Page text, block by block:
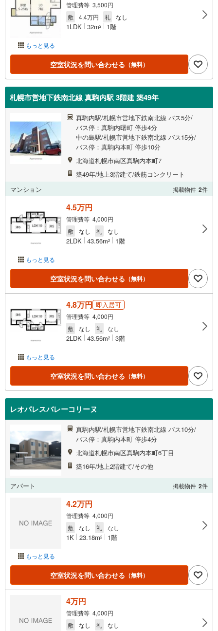
もっと見る
管理費等 3,500円
敷
4.4万円 礼 なし
1LDK 32m2 1階
空室状況を問い合わせる （無料）
札幌市営地下鉄南北線 真駒内駅 3階建 築49年
真駒内駅/札幌市営地下鉄南北線 バス5分/
バス停：真駒内曙町 停歩4分
中の島駅/札幌市営地下鉄南北線 バス15分/
バス停：真駒内本町 停歩10分
北海道札幌市南区真駒内本町7
築49年/地上3階建て/鉄筋コンクリート
マンション
掲載物件 2件
もっと見る
4.5万円
管理費等 4,000円
敷
なし 礼 なし
2LDK 43.56m2 1階
空室状況を問い合わせる （無料）
もっと見る
4.8万円 即入居可
管理費等 4,000円
敷
なし 礼 なし
2LDK 43.56m2 3階
空室状況を問い合わせる （無料）
レオパレスバレーコリーヌ
真駒内駅/札幌市営地下鉄南北線 バス10分/
バス停：真駒内本町 停歩4分
北海道札幌市南区真駒内本町6丁目
築16年/地上2階建て/その他
アパート 掲載物件 2件
もっと見る
4.2万円
管理費等 4,000円
敷
なし 礼 なし
1K 23.18m2 1階
空室状況を問い合わせる （無料）
4万円
管理費等 4,000円
敷
なし 礼 なし